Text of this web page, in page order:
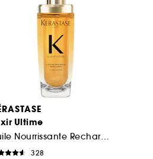
Ultime
Huile Nourrissante Rechargeable pour Cheveux Secs
328